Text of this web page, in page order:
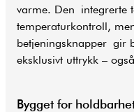
varme. Den integrerte
temperaturkontroll,
betjeningsknapper gir
eksklusivt uttrykk –
Bygget for